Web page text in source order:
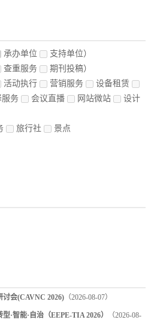
承办单位
支持单位）
查重服务
期刊投稿）
活动执行 营销服务
设备租赁
务 会议直播 网站微站
设计
旅行社
景点
会(CAVNC 2026)（2026-08-07）
·智能·自治（EEPE-TIA 2026） （2026-08-